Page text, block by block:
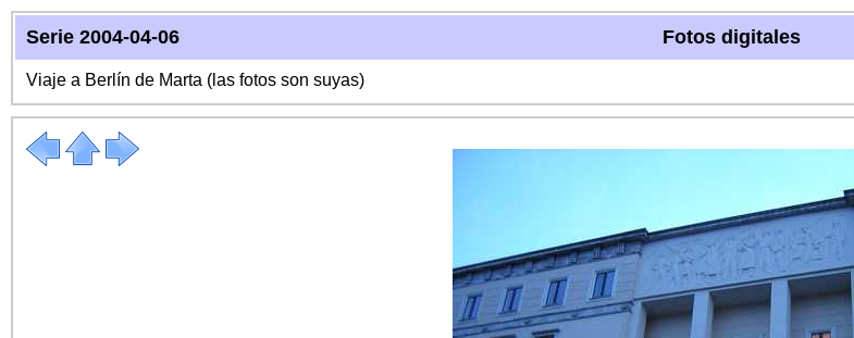
Serie 2004-04-06 Fotos digitales
Viaje a Berlín de Marta (las fotos son suyas)